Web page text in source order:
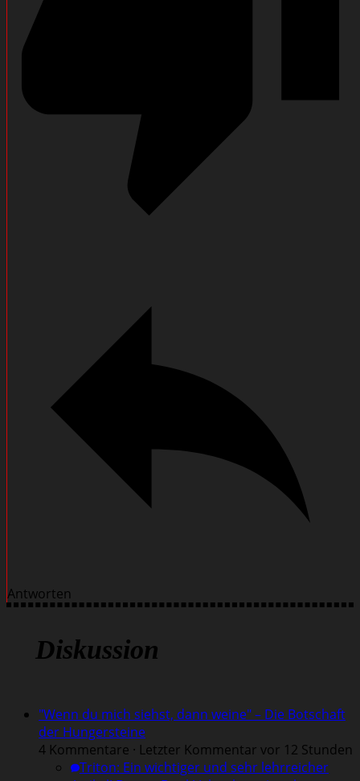
Antworten
Diskussion
"Wenn du mich siehst, dann weine" – Die Botschaft
der Hungersteine
4 Kommentare · Letzter Kommentar vor 12 Stunden
Triton: Ein wichtiger und sehr lehrreicher